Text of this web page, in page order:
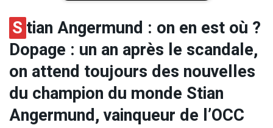
S tian Angermund : on en est où ?
Dopage : un an après le scandale,
on attend toujours des nouvelles
du champion du monde Stian
Angermund, vainqueur de l’OCC